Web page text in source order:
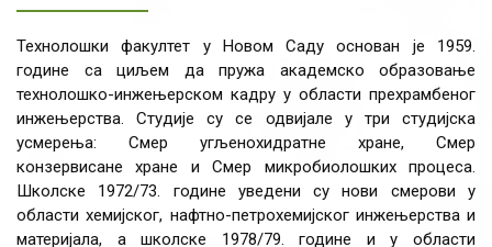
Технолошки факултет у Новом Саду основан је 1959.
године са циљем да пружа академско образовање
технолошко-инжењерском кадру у области прехрамбеног
инжењерства. Студије су се одвијале у три студијска
усмерења: Смер угљенохидратне хране, Смер
конзервисане хране и Смер микробиолошких процеса.
Школске 1972/73. године уведени су нови смерови у
области хемијског, нафтно-петрохемијског инжењерства и
материјала, а школске 1978/79. године и у области